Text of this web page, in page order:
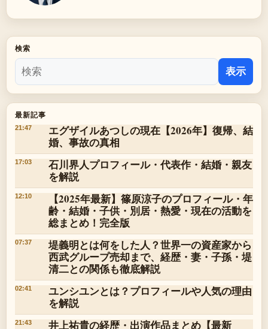
検索
表示
最新記事
21:47
エグザイルあつしの現在【2026年】復帰、結
婚、事故の真相
17:03
石川界人プロフィール・代表作・結婚・親友
を解説
12:10
【2025年最新】篠原涼子のプロフィール・年
齢・結婚・子供・別居・熱愛・現在の活動を
総まとめ！完全版
07:37
堤義明とは何をした人？世界一の資産家から
西武グループ売却まで、経歴・妻・子孫・堤
清二との関係も徹底解説
02:41
ユンシユンとは？プロフィールや人気の理由
を解説
21:43 井上祐貴の経歴・出演作品まとめ【最新